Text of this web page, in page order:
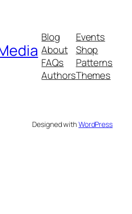
Blog
About
FAQs
Authors
Events
Shop
Patterns
Themes
Designed withWordPress